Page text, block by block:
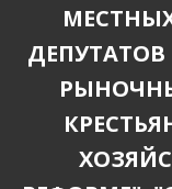
ДЕПУТАТОВ